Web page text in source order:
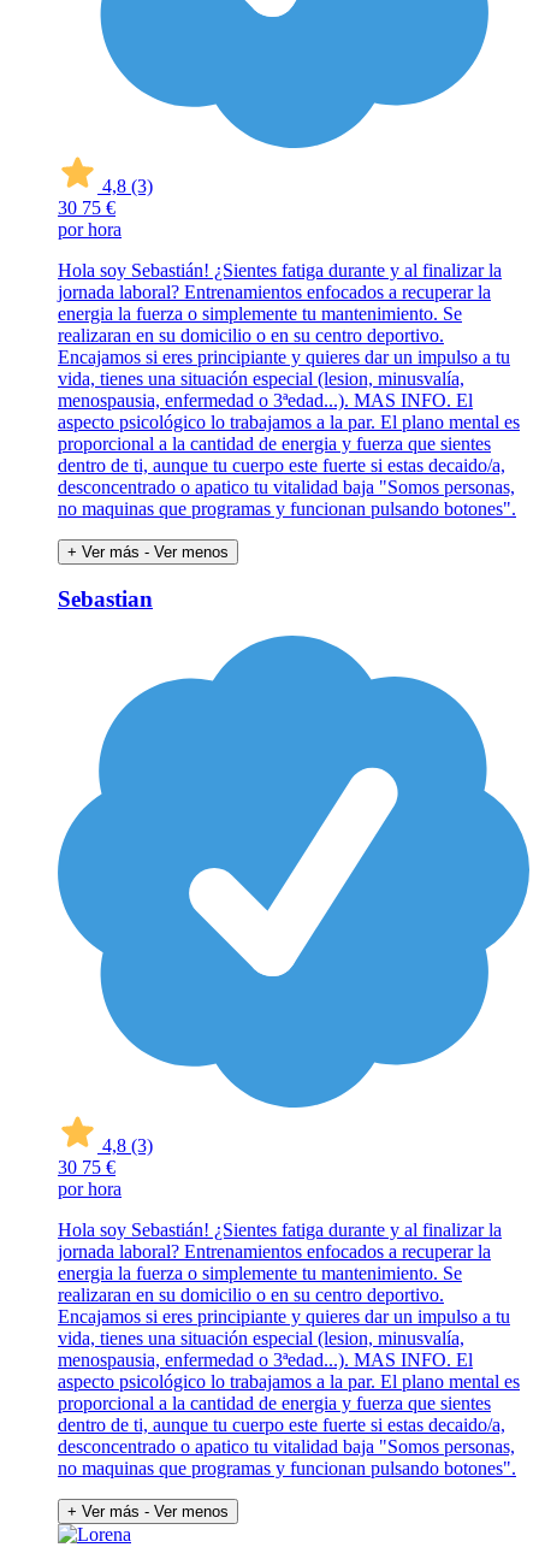
4,8 (3)
30 75 €
por hora
Hola soy Sebastián! ¿Sientes fatiga durante y al finalizar la
jornada laboral? Entrenamientos enfocados a recuperar la
energia la fuerza o simplemente tu mantenimiento. Se
realizaran en su domicilio o en su centro deportivo.
Encajamos si eres principiante y quieres dar un impulso a tu
vida, tienes una situación especial (lesion, minusvalía,
menospausia, enfermedad o 3ªedad...). MAS INFO. El
aspecto psicológico lo trabajamos a la par. El plano mental es
proporcional a la cantidad de energia y fuerza que sientes
dentro de ti, aunque tu cuerpo este fuerte si estas decaido/a,
desconcentrado o apatico tu vitalidad baja "Somos personas,
no maquinas que programas y funcionan pulsando botones".
+ Ver más - Ver menos
Sebastian
4,8 (3)
30 75 €
por hora
Hola soy Sebastián! ¿Sientes fatiga durante y al finalizar la
jornada laboral? Entrenamientos enfocados a recuperar la
energia la fuerza o simplemente tu mantenimiento. Se
realizaran en su domicilio o en su centro deportivo.
Encajamos si eres principiante y quieres dar un impulso a tu
vida, tienes una situación especial (lesion, minusvalía,
menospausia, enfermedad o 3ªedad...). MAS INFO. El
aspecto psicológico lo trabajamos a la par. El plano mental es
proporcional a la cantidad de energia y fuerza que sientes
dentro de ti, aunque tu cuerpo este fuerte si estas decaido/a,
desconcentrado o apatico tu vitalidad baja "Somos personas,
no maquinas que programas y funcionan pulsando botones".
+ Ver más - Ver menos